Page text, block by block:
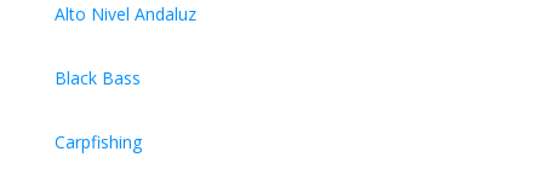
Alto Nivel Andaluz
Black Bass
Carpfishing